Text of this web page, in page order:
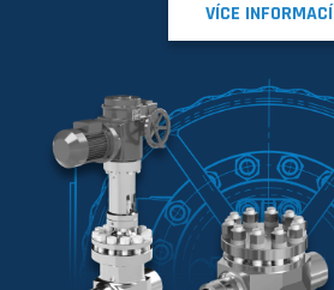
VÍCE INFORMACÍ